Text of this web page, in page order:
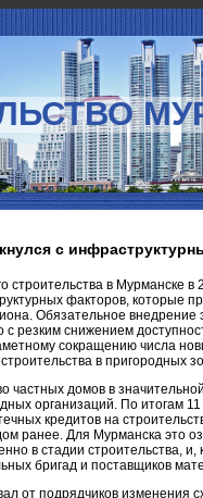
с
строительства в Мурманске в
факторов, которые
Обязательное внедрение
резким снижением
сокращению числа
в пригородных
частных домов в
организаций. По итогам
кредитов на
ранее. Для Мурманска это
в стадии строительства, и,
бригад и поставщиков
от подрядчиков изменения